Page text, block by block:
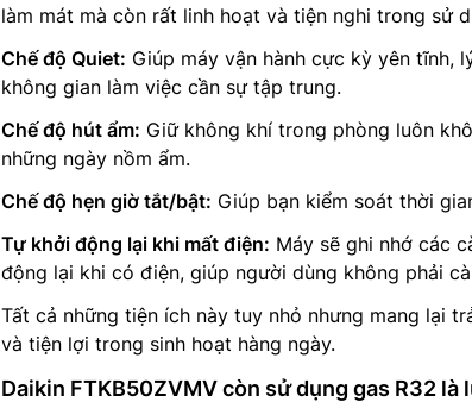
làm mát mà còn rất linh hoạt và tiện nghi trong sử
Chế độ Quiet: Giúp máy vận hành cực kỳ yên tĩnh,
không gian làm việc cần sự tập trung.
Chế độ hút ẩm: Giữ không khí trong phòng luôn
những ngày nồm ẩm.
Chế độ hẹn giờ tắt/bật: Giúp bạn kiểm soát thời
Tự khởi động lại khi mất điện: Máy sẽ ghi nhớ các
động lại khi có điện, giúp người dùng không phải
Tất cả những tiện ích này tuy nhỏ nhưng mang lại
và tiện lợi trong sinh hoạt hàng ngày.
Daikin FTKB50ZVMV còn sử dụng gas R32